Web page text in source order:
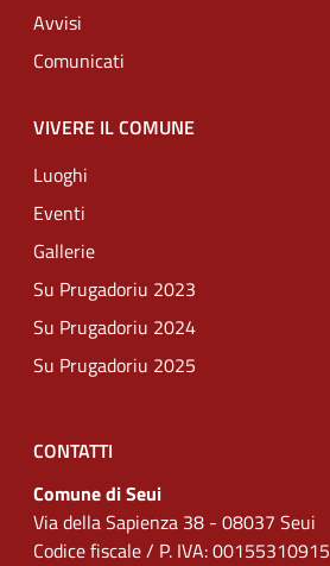
Avvisi
Comunicati
VIVERE IL COMUNE
Luoghi
Eventi
Gallerie
Su Prugadoriu 2023
Su Prugadoriu 2024
Su Prugadoriu 2025
CONTATTI
Comune di Seui
Via della Sapienza 38 - 08037 Seui
Codice fiscale / P. IVA: 00155310915